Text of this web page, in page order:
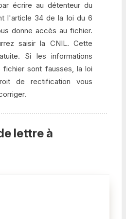
écrire au détenteur du
l'article 34 de la loi du 6
donne accès au fichier.
saisir la CNIL. Cette
Si les informations
fichier sont fausses, la loi
de rectification vous
lettre à